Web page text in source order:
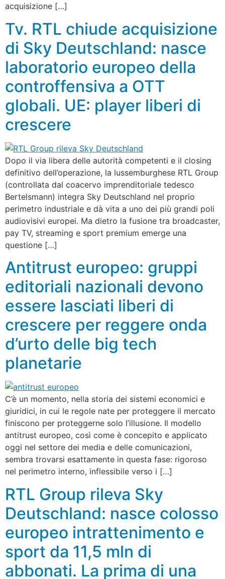
acquisizione […]
Tv. RTL chiude acquisizione
di Sky Deutschland: nasce
laboratorio europeo della
controffensiva a OTT
globali. UE: player liberi di
crescere
Dopo il via libera delle autorità competenti e il closing
definitivo dell’operazione, la lussemburghese RTL Group
(controllata dal coacervo imprenditoriale tedesco
Bertelsmann) integra Sky Deutschland nel proprio
perimetro industriale e dà vita a uno dei più grandi poli
audiovisivi europei. Ma dietro la fusione tra broadcaster,
pay TV, streaming e sport premium emerge una
questione […]
Antitrust europeo: gruppi
editoriali nazionali devono
essere lasciati liberi di
crescere per reggere onda
d’urto delle big tech
planetarie
C’è un momento, nella storia dei sistemi economici e
giuridici, in cui le regole nate per proteggere il mercato
finiscono per proteggerne solo l’illusione. Il modello
antitrust europeo, così come è concepito e applicato
oggi nel settore dei media e delle comunicazioni,
sembra trovarsi esattamente in questa fase: rigoroso
nel perimetro interno, inflessibile verso i […]
RTL Group rileva Sky
Deutschland: nasce colosso
europeo intrattenimento e
sport da 11,5 mln di
abbonati. La prima di una